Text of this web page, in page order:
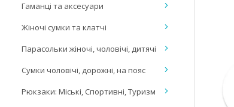
Гаманці та аксесуари
Жіночі сумки та клатчі
Парасольки жіночі, чоловічі, дитячі
Сумки чоловічі, дорожні, на пояс
Рюкзаки: Міські, Спортивні, Туризм